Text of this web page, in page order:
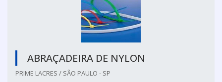
ABRAÇADEIRA DE NYLON
PRIME LACRES / SÃO PAULO - SP